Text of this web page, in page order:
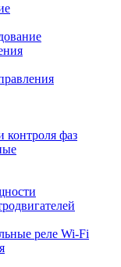
контроля фаз
реле Wi-Fi